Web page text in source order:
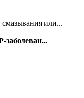
или...
заболеван...